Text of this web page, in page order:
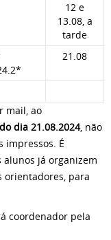
12 e
13.08, a
tarde
21.08
mail, ao
dia 21.08.2024, não
impressos. É
já organizem
orientadores, para
coordenador pela